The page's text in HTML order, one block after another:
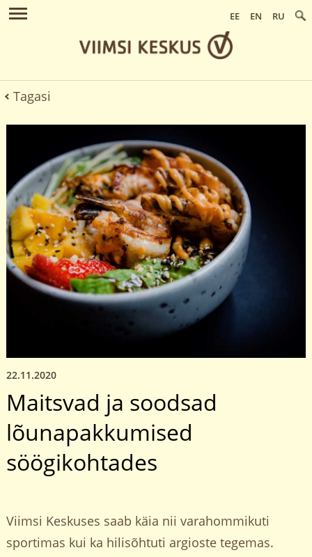
EE EN RU
Tagasi
22.11.2020
Maitsvad ja soodsad
lõunapakkumised
söögikohtades
Viimsi Keskuses saab käia nii varahommikuti
sportimas kui ka hilisõhtuti argioste tegemas.